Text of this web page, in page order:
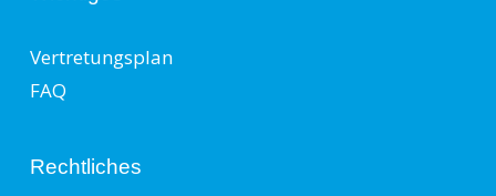
Vertretungsplan
FAQ
Rechtliches